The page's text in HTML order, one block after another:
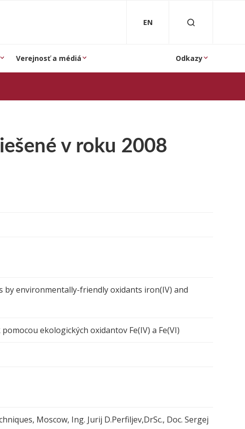
EN
Verejnosť a médiá Odkazy
v roku 2008
environmentally-friendly oxidants iron(IV) and
ekologických oxidantov Fe(IV) a Fe(VI)
Moscow, Ing. Jurij D.Perfiljev,DrSc., Doc. Sergej